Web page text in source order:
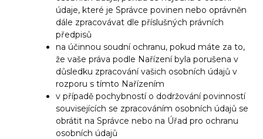
údaje, které je Správce povinen nebo oprávněn
dále zpracovávat dle příslušných právních
předpisů
na účinnou soudní ochranu, pokud máte za to,
že vaše práva podle Nařízení byla porušena v
důsledku zpracování vašich osobních údajů v
rozporu s tímto Nařízením
v případě pochybností o dodržování povinností
souvisejících se zpracováním osobních údajů se
obrátit na Správce nebo na Úřad pro ochranu
osobních údajů